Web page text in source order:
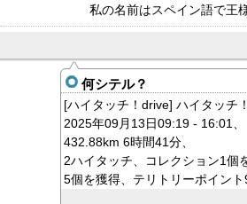
私の名前はスペイン語で王
何シテル？
[ハイタッチ！drive] ハイタッチ
2025年09月13日09:19 - 16:01、
432.88km 6時間41分、
2ハイタッチ、コレクション1個
5個を獲得、テリトリーポイン